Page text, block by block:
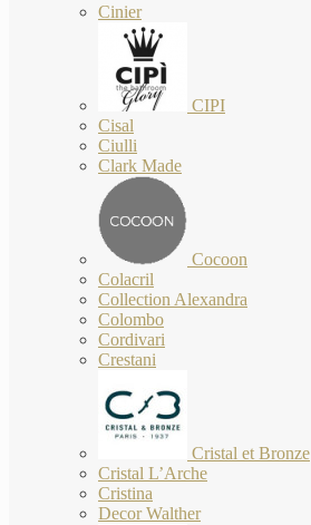
Cinier
CIPI
Cisal
Ciulli
Clark Made
Cocoon
Colacril
Collection Alexandra
Colombo
Cordivari
Crestani
Cristal et Bronze
Cristal L’Arche
Cristina
Decor Walther